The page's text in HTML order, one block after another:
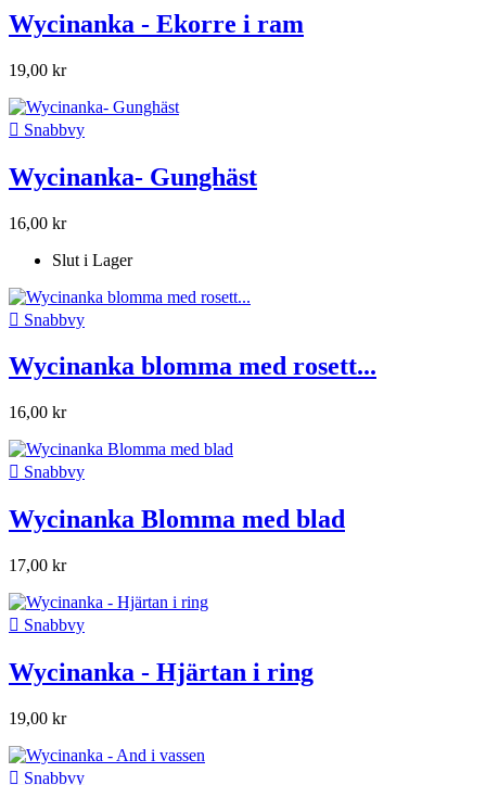
Wycinanka - Ekorre i ram
19,00 kr
 Snabbvy
Wycinanka- Gunghäst
16,00 kr
Slut i Lager
 Snabbvy
Wycinanka blomma med rosett...
16,00 kr
 Snabbvy
Wycinanka Blomma med blad
17,00 kr
 Snabbvy
Wycinanka - Hjärtan i ring
19,00 kr
 Snabbvy